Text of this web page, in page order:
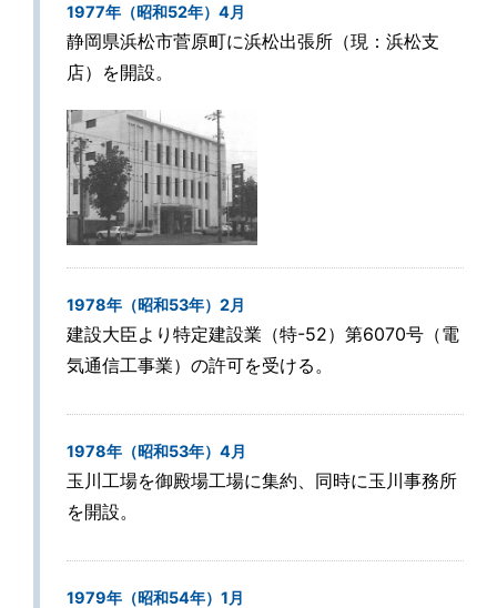
1977年（昭和52年）4月
静岡県浜松市菅原町に浜松出張所（現：浜松支
店）を開設。
1978年（昭和53年）2月
建設大臣より特定建設業（特-52）第6070号（電
気通信工事業）の許可を受ける。
1978年（昭和53年）4月
玉川工場を御殿場工場に集約、同時に玉川事務所
を開設。
1979年（昭和54年）1月